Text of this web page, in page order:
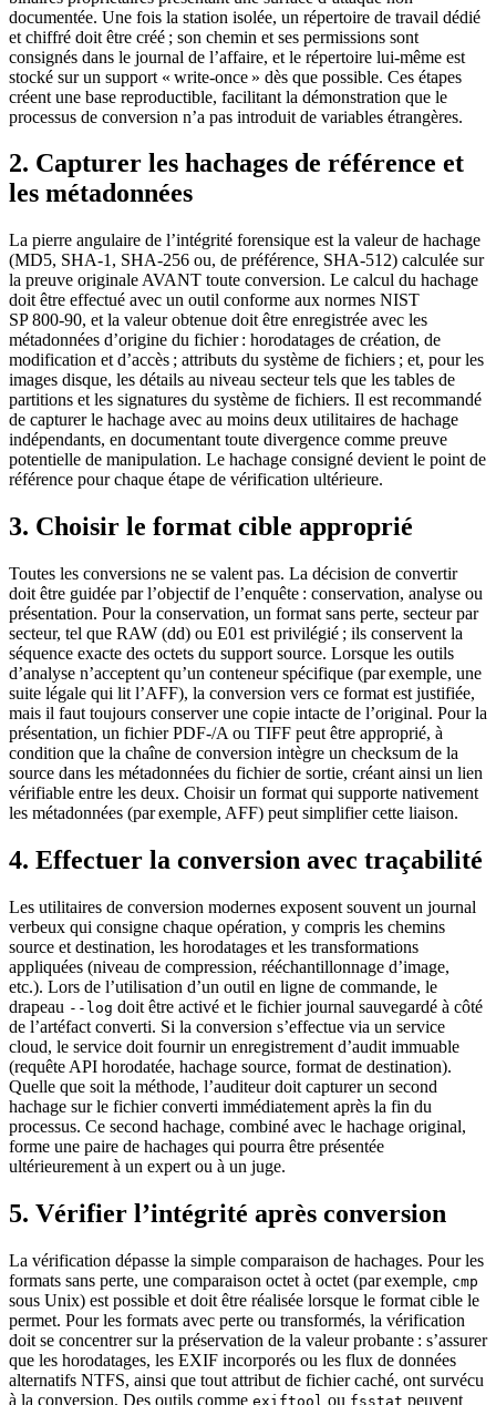
documentée. Une fois la station isolée, un répertoire de travail dédié
et chiffré doit être créé ; son chemin et ses permissions sont
consignés dans le journal de l’affaire, et le répertoire lui‑même est
stocké sur un support « write‑once » dès que possible. Ces étapes
créent une base reproductible, facilitant la démonstration que le
processus de conversion n’a pas introduit de variables étrangères.
2. Capturer les hachages de référence et
les métadonnées
La pierre angulaire de l’intégrité forensique est la valeur de hachage
(MD5, SHA‑1, SHA‑256 ou, de préférence, SHA‑512) calculée sur
la preuve originale AVANT toute conversion. Le calcul du hachage
doit être effectué avec un outil conforme aux normes NIST
SP 800‑90, et la valeur obtenue doit être enregistrée avec les
métadonnées d’origine du fichier : horodatages de création, de
modification et d’accès ; attributs du système de fichiers ; et, pour les
images disque, les détails au niveau secteur tels que les tables de
partitions et les signatures du système de fichiers. Il est recommandé
de capturer le hachage avec au moins deux utilitaires de hachage
indépendants, en documentant toute divergence comme preuve
potentielle de manipulation. Le hachage consigné devient le point de
référence pour chaque étape de vérification ultérieure.
3. Choisir le format cible approprié
Toutes les conversions ne se valent pas. La décision de convertir
doit être guidée par l’objectif de l’enquête : conservation, analyse ou
présentation. Pour la conservation, un format sans perte, secteur par
secteur, tel que RAW (dd) ou E01 est privilégié ; ils conservent la
séquence exacte des octets du support source. Lorsque les outils
d’analyse n’acceptent qu’un conteneur spécifique (par exemple, une
suite légale qui lit l’AFF), la conversion vers ce format est justifiée,
mais il faut toujours conserver une copie intacte de l’original. Pour la
présentation, un fichier PDF‑/A ou TIFF peut être approprié, à
condition que la chaîne de conversion intègre un checksum de la
source dans les métadonnées du fichier de sortie, créant ainsi un lien
vérifiable entre les deux. Choisir un format qui supporte nativement
les métadonnées (par exemple, AFF) peut simplifier cette liaison.
4. Effectuer la conversion avec traçabilité
Les utilitaires de conversion modernes exposent souvent un journal
verbeux qui consigne chaque opération, y compris les chemins
source et destination, les horodatages et les transformations
appliquées (niveau de compression, rééchantillonnage d’image,
etc.). Lors de l’utilisation d’un outil en ligne de commande, le
drapeau --log doit être activé et le fichier journal sauvegardé à côté
de l’artéfact converti. Si la conversion s’effectue via un service
cloud, le service doit fournir un enregistrement d’audit immuable
(requête API horodatée, hachage source, format de destination).
Quelle que soit la méthode, l’auditeur doit capturer un second
hachage sur le fichier converti immédiatement après la fin du
processus. Ce second hachage, combiné avec le hachage original,
forme une paire de hachages qui pourra être présentée
ultérieurement à un expert ou à un juge.
5. Vérifier l’intégrité après conversion
La vérification dépasse la simple comparaison de hachages. Pour les
formats sans perte, une comparaison octet à octet (par exemple, cmp
sous Unix) est possible et doit être réalisée lorsque le format cible le
permet. Pour les formats avec perte ou transformés, la vérification
doit se concentrer sur la préservation de la valeur probante : s’assurer
que les horodatages, les EXIF incorporés ou les flux de données
alternatifs NTFS, ainsi que tout attribut de fichier caché, ont survécu
à la conversion. Des outils comme exiftool ou fsstat peuvent